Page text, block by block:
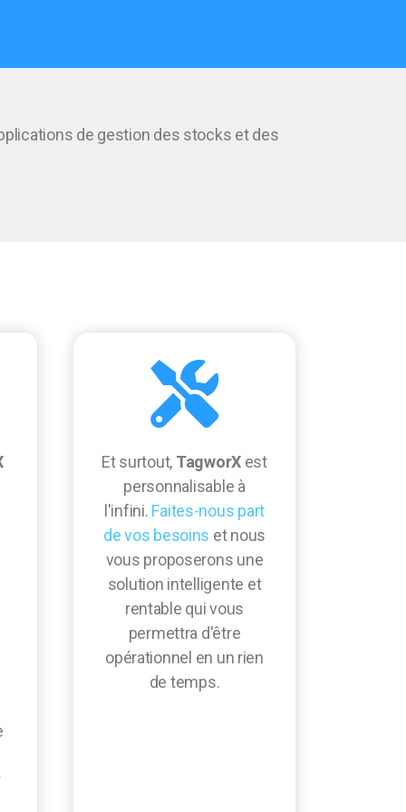
de gestion des stocks et des
Et surtout, TagworXest
personnalisable à
l'infini. Faites-nous part
de vos besoins et nous
vous proposerons une
solution intelligente et
rentable qui vous
permettra d'être
opérationnel en un rien
de temps.